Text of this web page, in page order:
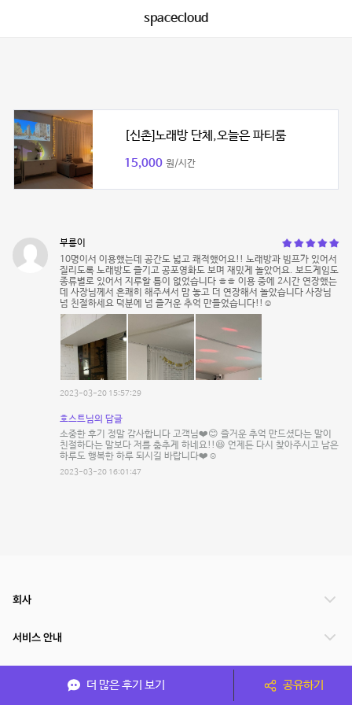
spacecloud
[신촌]노래방 단체,오늘은 파티룸
15,000 원/시간
부릉이
10명이서 이용했는데 공간도 넓고 쾌적했어요!! 노래방과 빔프가 있어서
질리도록 노래방도 즐기고 공포영화도 보며 재밌게 놀았어요. 보드게임도
종류별로 있어서 지루할 틈이 없었습니다 ㅎㅎ 이용 중에 2시간 연장했는
데 사장님께서 흔쾌히 해주셔서 맘 놓고 더 연장해서 놀았습니다 사장님
넘 친절하세요 덕분에 넘 즐거운 추억 만들었습니다!!☺️
2023-03-20 15:57:29
호스트님의 답글
소중한 후기 정말 감사합니다 고객님❤️😊 즐거운 추억 만드셨다는 말이
친절하다는 말보다 저를 춤추게 하네요!!😆 언제든 다시 찾아주시고 남은
하루도 행복한 하루 되시길 바랍니다❤️☺️
2023-03-20 16:01:47
더 많은 후기 보기 공유하기
회사
서비스 안내